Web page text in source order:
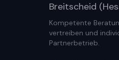
Breitscheid
Kompetente
vertreiben und
Partnerbetrieb.